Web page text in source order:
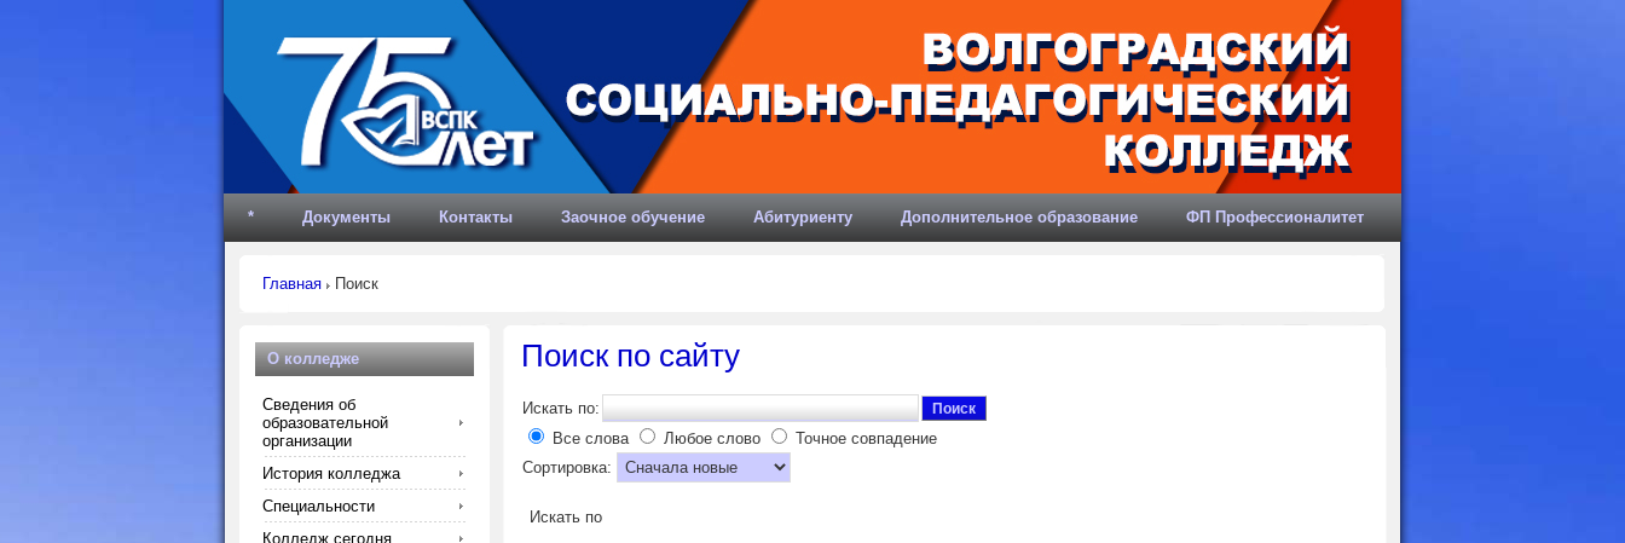
* Документы Контакты Заочное обучение Абитуриенту Дополнительное образование ФП Профессионалитет
Главная Поиск
Поиск по сайту
Искать по: Поиск
Все слова Любое слово
Точное совпадение
Сортировка:
Искать по
О колледже
Сведения об
образовательной
организации
История колледжа
Специальности
Колледж сегодня